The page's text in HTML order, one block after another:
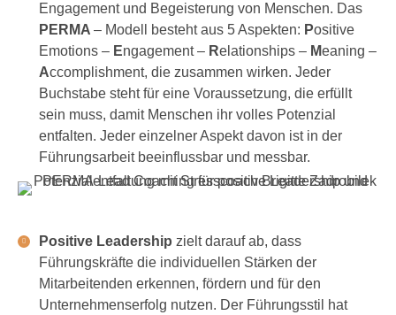
Engagement und Begeisterung von Menschen. Das
PERMA – Modell besteht aus 5 Aspekten: Positive
Emotions – Engagement – Relationships – Meaning –
Accomplishment, die zusammen wirken. Jeder
Buchstabe steht für eine Voraussetzung, die erfüllt
sein muss, damit Menschen ihr volles Potenzial
entfalten. Jeder einzelner Aspekt davon ist in der
Führungsarbeit beeinflussbar und messbar.
Positive Leadership zielt darauf ab, dass
Führungskräfte die individuellen Stärken der
Mitarbeitenden erkennen, fördern und für den
Unternehmenserfolg nutzen. Der Führungsstil hat